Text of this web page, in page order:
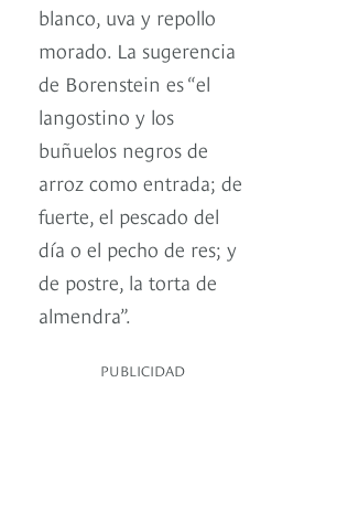
blanco, uva y repollo
morado. La sugerencia
de Borenstein es “el
langostino y los
buñuelos negros de
arroz como entrada; de
fuerte, el pescado del
día o el pecho de res; y
de postre, la torta de
almendra”.
PUBLICIDAD